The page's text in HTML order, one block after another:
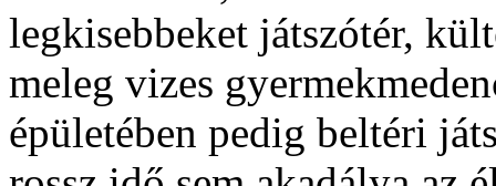
legkisebbeket játszótér,
meleg vizes
épületében pedig beltéri